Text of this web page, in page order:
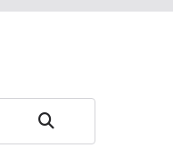
Rechercher